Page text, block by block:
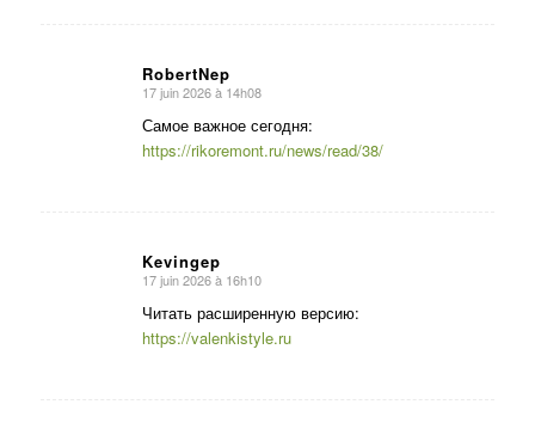
RobertNep
dit
17 juin 2026 à 14h08
Самое важное сегодня:
https://rikoremont.ru/news/read/38/
Kevingep
dit
17 juin 2026 à 16h10
Читать расширенную версию:
https://valenkistyle.ru